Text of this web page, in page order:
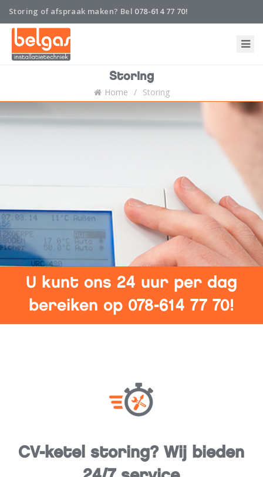
Onderhoud en abonnement
Belgas
Contact
Storing of afspraak maken? Bel 078-614 77 70!
Storing
Home Storing
U kunt ons 24 uur per dag
bereiken op 078-614 77 70!
CV-ketel storing? Wij bieden